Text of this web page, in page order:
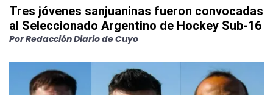
Tres jóvenes sanjuaninas fueron convocadas
al Seleccionado Argentino de Hockey Sub-16
PorRedacción Diario de Cuyo